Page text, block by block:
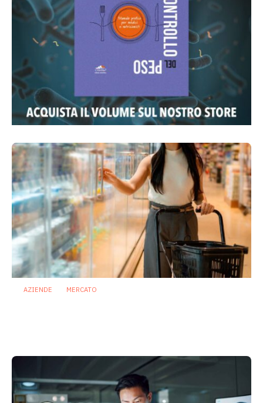
AZIENDE MERCATO